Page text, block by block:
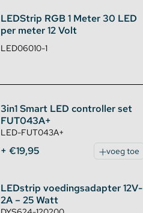
LEDStrip RGB 1 Meter 30 LED
per meter 12 Volt
LED06010-1
3in1 Smart LED controller set
FUT043A+
LED-FUT043A+
+ €19,95 voeg toe
LEDstrip voedingsadapter 12V-
2A – 25 Watt